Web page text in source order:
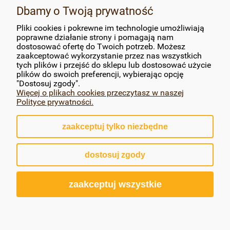
PŁATNOŚCI I DOSTAWA
INFORMACJE
O NAS
Dbamy o Twoją prywatność
Pliki cookies i pokrewne im technologie umożliwiają
poprawne działanie strony i pomagają nam
dostosować ofertę do Twoich potrzeb. Możesz
zaakceptować wykorzystanie przez nas wszystkich
tych plików i przejść do sklepu lub dostosować użycie
plików do swoich preferencji, wybierając opcję
"Dostosuj zgody".
Więcej o plikach cookies przeczytasz w naszej
Polityce prywatności.
zaakceptuj tylko niezbędne
dostosuj zgody
zaakceptuj wszystkie